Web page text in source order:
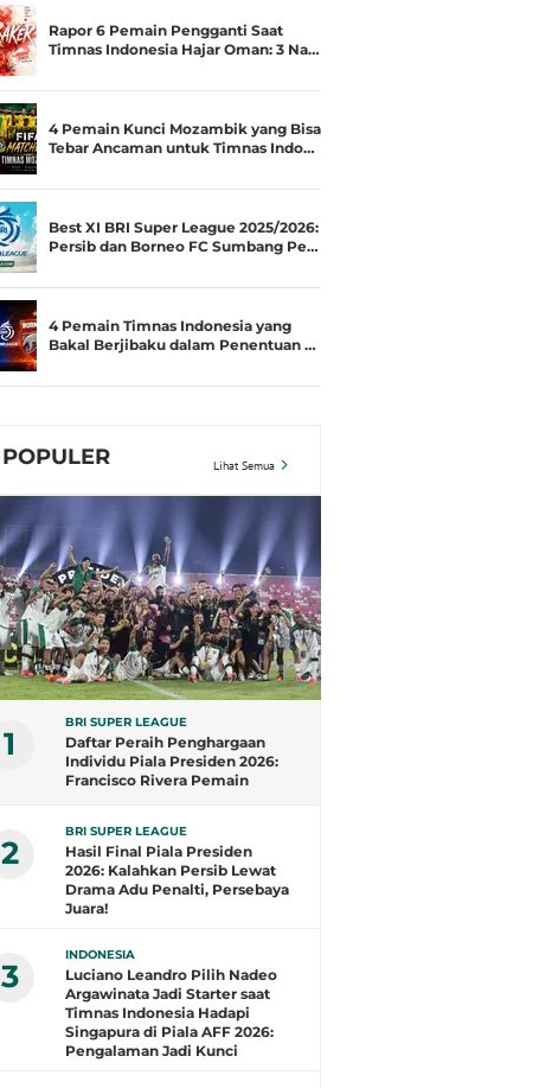
Rapor 6 Pemain Pengganti Saat
Timnas Indonesia Hajar Oman: 3 Na…
4 Pemain Kunci Mozambik yang Bisa
Tebar Ancaman untuk Timnas Indo…
Best XI BRI Super League 2025/2026:
Persib dan Borneo FC Sumbang Pe…
4 Pemain Timnas Indonesia yang
Bakal Berjibaku dalam Penentuan …
POPULER Lihat Semua
1
BRI SUPER LEAGUE
Daftar Peraih Penghargaan
Individu Piala Presiden 2026:
Francisco Rivera Pemain
2
BRI SUPER LEAGUE
Hasil Final Piala Presiden
2026: Kalahkan Persib Lewat
Drama Adu Penalti, Persebaya
Juara!
3
INDONESIA
Luciano Leandro Pilih Nadeo
Argawinata Jadi Starter saat
Timnas Indonesia Hadapi
Singapura di Piala AFF 2026:
Pengalaman Jadi Kunci